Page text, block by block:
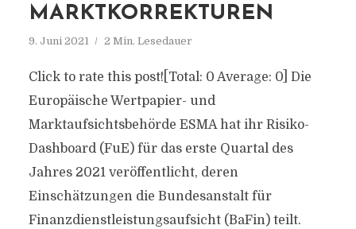
MARKTKORREKTUREN
9. Juni 2021 2 Min. Lesedauer
Click to rate this post![Total: 0 Average: 0] Die
Europäische Wertpapier- und
Marktaufsichtsbehörde ESMA hat ihr Risiko-
Dashboard (FuE) für das erste Quartal des
Jahres 2021 veröffentlicht, deren
Einschätzungen die Bundesanstalt für
Finanzdienstleistungsaufsicht (BaFin) teilt.